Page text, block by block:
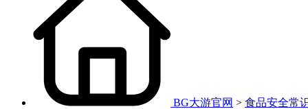
BG大游官网 > 食品安全常